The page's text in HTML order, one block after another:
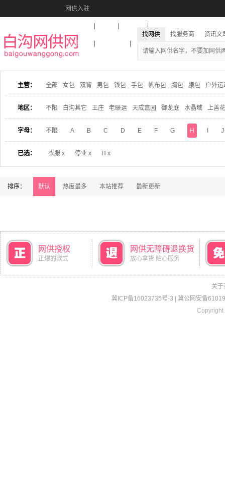
网供入驻
收藏本站
找网供 找服务商 资讯文
主营： 全部 女包 双背 男包 钱包 手包 帆布包 胸包 腰包 户外运
地区： 不限 白沟其它 王庄 老联运 天成嘉园 御龙庭 水晶域 上善
字母： 不限 A B C D E F G H J
已选： 衣服 x 停业 x H x
排序： 默认 热度最多 本站推荐 最新更新
网供授权
正爆的款式
网供无障碍退换货
放心拿货 贴心服务
关于
冀ICP备16023735号-3
冀公网安备